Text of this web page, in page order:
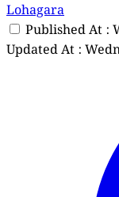
Lohagara
Published At :
Updated At :